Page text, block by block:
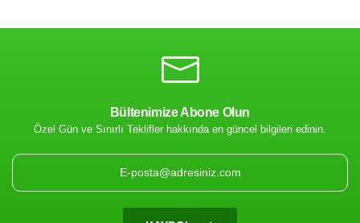
Bültenimize Abone Olun
Özel Gün ve Sınırlı Teklifler hakkında en güncel bilgileri edinin.